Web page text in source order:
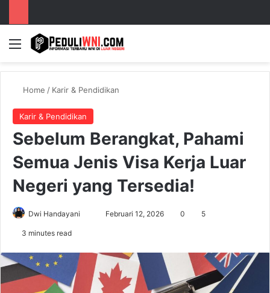
Menu
Home / Karir & Pendidikan
Karir & Pendidikan
Sebelum Berangkat, Pahami
Semua Jenis Visa Kerja Luar
Negeri yang Tersedia!
Dwi Handayani
n
Februari 12, 2026 0 5
3 minutes read